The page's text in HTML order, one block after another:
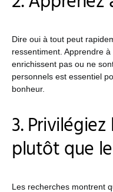
Dire oui à tout peut
ressentiment. Apprendre
enrichissent pas ou ne
personnels est essentiel
bonheur.
3.
plutôt que
Les recherches montrent